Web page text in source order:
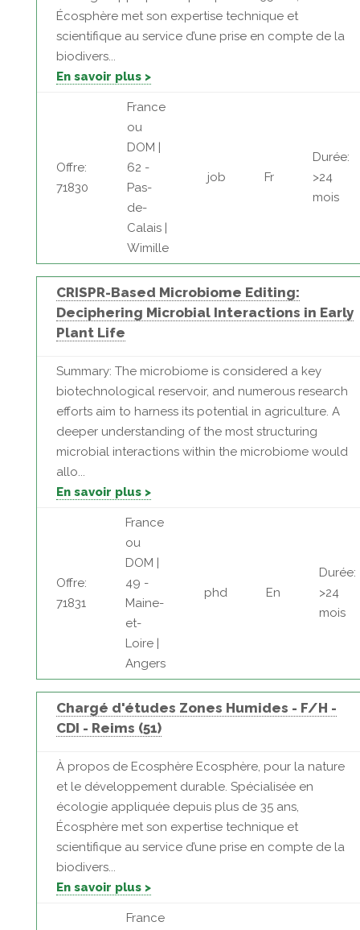
Écosphère met son expertise technique et
scientifique au service d’une prise en compte de la
biodivers...
En savoir plus >
Offre:
71830
France
ou
DOM |
62 -
Pas-
de-
Calais |
Wimille
job Fr
Durée:
>24
mois
CRISPR-Based Microbiome Editing:
Deciphering Microbial Interactions in Early
Plant Life
Summary: The microbiome is considered a key
biotechnological reservoir, and numerous research
efforts aim to harness its potential in agriculture. A
deeper understanding of the most structuring
microbial interactions within the microbiome would
allo...
En savoir plus >
Offre:
71831
France
ou
DOM |
49 -
Maine-
et-
Loire |
Angers
phd En
Durée:
>24
mois
Chargé d'études Zones Humides - F/H -
CDI - Reims (51)
À propos de Ecosphère Ecosphère, pour la nature
et le développement durable. Spécialisée en
écologie appliquée depuis plus de 35 ans,
Écosphère met son expertise technique et
scientifique au service d’une prise en compte de la
biodivers...
En savoir plus >
France